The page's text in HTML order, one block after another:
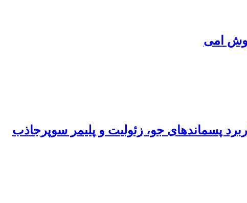
روش امی
پسماندهای جو، زئولیت و پلیمر سوپرجاذب